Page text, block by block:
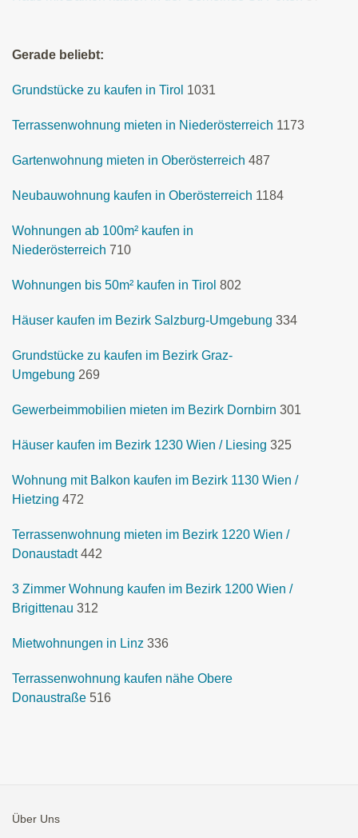
Gerade beliebt:
Grundstücke zu kaufen in Tirol 1031
Terrassenwohnung mieten in Niederösterreich 1173
Gartenwohnung mieten in Oberösterreich 487
Neubauwohnung kaufen in Oberösterreich 1184
Wohnungen ab 100m² kaufen in
Niederösterreich 710
Wohnungen bis 50m² kaufen in Tirol 802
Häuser kaufen im Bezirk Salzburg-Umgebung 334
Grundstücke zu kaufen im Bezirk Graz-
Umgebung 269
Gewerbeimmobilien mieten im Bezirk Dornbirn 301
Häuser kaufen im Bezirk 1230 Wien / Liesing 325
Wohnung mit Balkon kaufen im Bezirk 1130 Wien /
Hietzing 472
Terrassenwohnung mieten im Bezirk 1220 Wien /
Donaustadt 442
3 Zimmer Wohnung kaufen im Bezirk 1200 Wien /
Brigittenau 312
Mietwohnungen in Linz 336
Terrassenwohnung kaufen nähe Obere
Donaustraße 516
Über Uns